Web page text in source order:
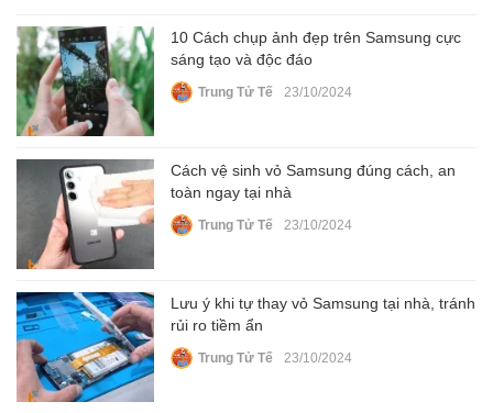
10 Cách chụp ảnh đẹp trên Samsung cực
sáng tạo và độc đáo
Trung Tử Tế 23/10/2024
Cách vệ sinh vỏ Samsung đúng cách, an
toàn ngay tại nhà
Trung Tử Tế 23/10/2024
Lưu ý khi tự thay vỏ Samsung tại nhà, tránh
rủi ro tiềm ẩn
Trung Tử Tế 23/10/2024